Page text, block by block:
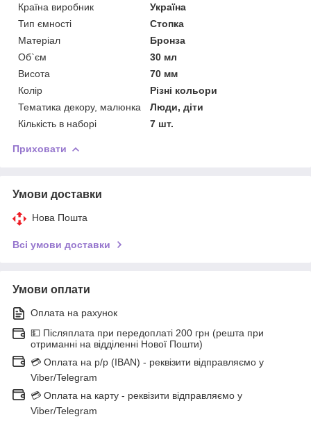
Країна виробник
Україна
Тип ємності
Стопка
Матеріал
Бронза
Об`єм
30 мл
Висота
70 мм
Колір
Різні кольори
Тематика декору, малюнка
Люди, діти
Кількість в наборі
7 шт.
Приховати
Умови доставки
Нова Пошта
Всі умови доставки
Умови оплати
Оплата на рахунок
💵 Післяплата при передоплаті 200 грн (решта при
отриманні на відділенні Нової Пошти)
💳 Оплата на р/р (IBAN) - реквізити відправляємо у
Viber/Telegram
💳 Оплата на карту - реквізити відправляємо у
Viber/Telegram